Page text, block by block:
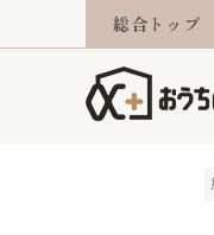
総合トップ